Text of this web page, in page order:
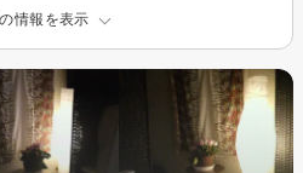
情報を表示